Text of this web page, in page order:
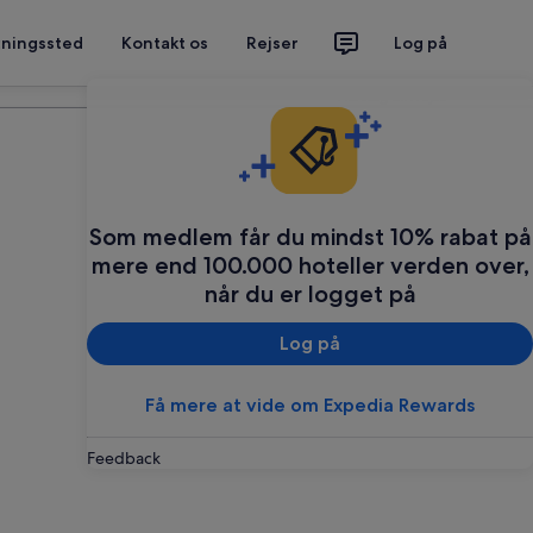
Kontakt os Rejser Log på
Som medlem får du mindst 10% rabat på
mere end 100.000 hoteller verden over,
når du er logget på
Log på
Få mere at vide om Expedia Rewards
Feedback